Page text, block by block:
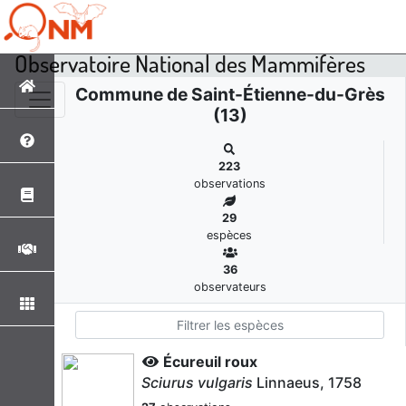
Observatoire National des Mammifères
Commune de Saint-Étienne-du-Grès
(13)
223
observations
29
espèces
36
observateurs
Écureuil roux
Sciurus vulgaris Linnaeus, 1758